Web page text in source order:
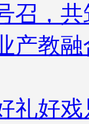
召，
产教
礼好